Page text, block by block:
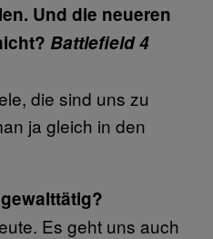
Und die neueren
Battlefield 4
die sind uns zu
ja gleich in den
Es geht uns auch